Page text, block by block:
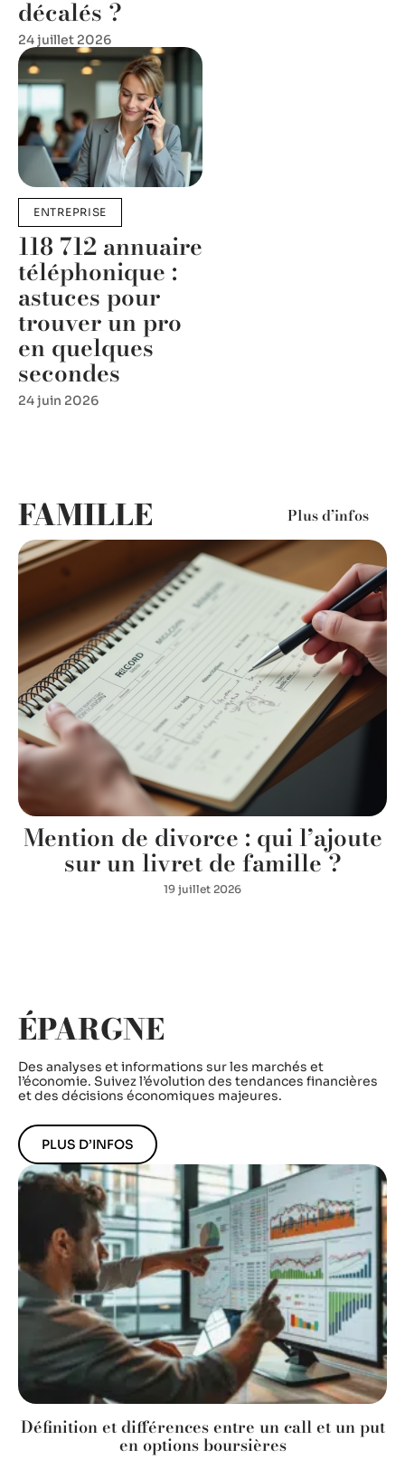
décalés ?
24 juillet 2026
ENTREPRISE
118 712 annuaire
téléphonique :
astuces pour
trouver un pro
en quelques
secondes
24 juin 2026
FAMILLE Plus d’infos
Mention de divorce : qui l’ajoute
sur un livret de famille ?
19 juillet 2026
ÉPARGNE
Des analyses et informations sur les marchés et
l’économie. Suivez l’évolution des tendances financières
et des décisions économiques majeures.
PLUS D’INFOS
Définition et différences entre un call et un put
en options boursières